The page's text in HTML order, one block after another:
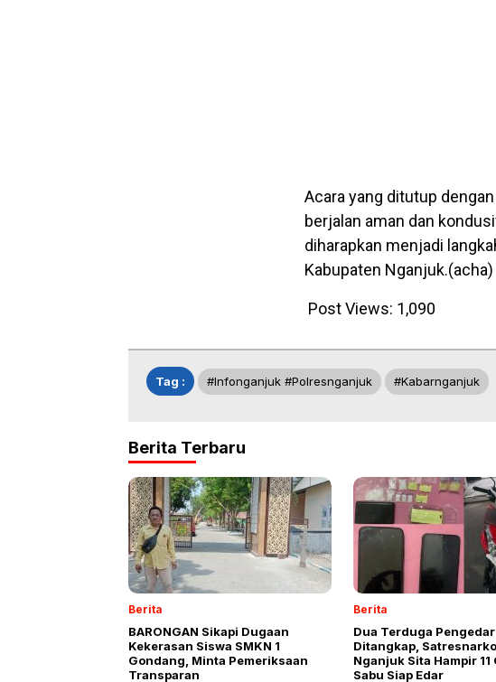
Acara yang ditutup
berjalan aman dan
diharapkan menjadi
Kabupaten Nganjuk.(acha)
Post Views: 1,090
Tag : #infonganjuk #polresnganjuk #kabarnganjuk
Berita Terbaru
Berita
BARONGAN Sikapi Dugaan
Kekerasan Siswa SMKN 1
Gondang, Minta Pemeriksaan
Transparan
Berita
Dua Terduga Pengedar
Ditangkap,
Nganjuk Sita Hampir 11
Sabu Siap Edar